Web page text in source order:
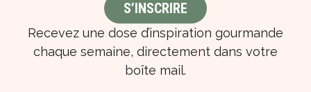
Recevez une dose d’inspiration gourmande
chaque semaine, directement dans votre
boîte mail.